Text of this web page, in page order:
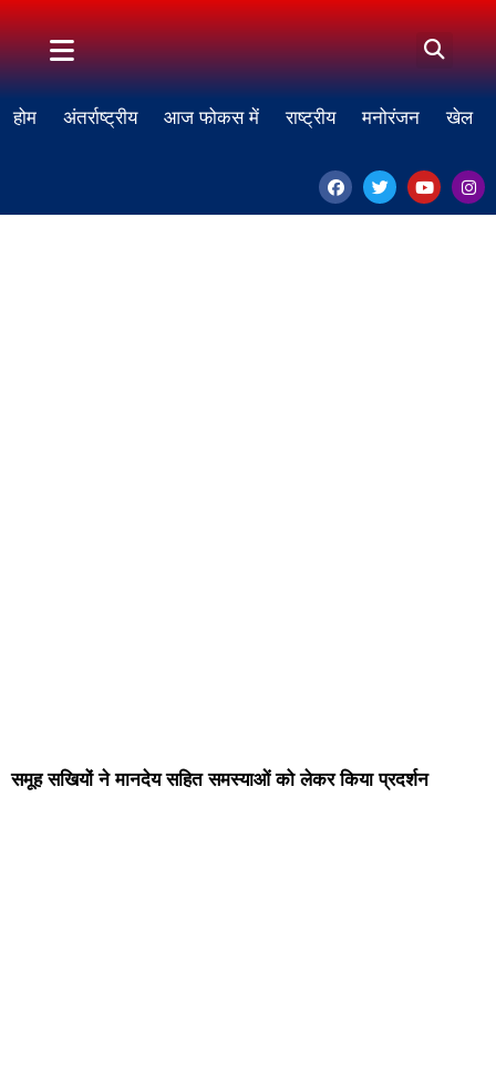
होम अंतर्राष्ट्रीय आज फोकस में राष्ट्रीय मनोरंजन खेल
समूह सखियों ने मानदेय सहित समस्याओं को लेकर किया प्रदर्शन